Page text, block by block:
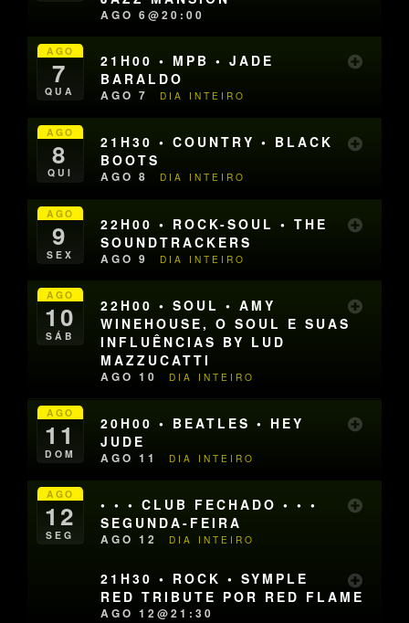
AGO 6@20:00
AGO
7
QUA
21H00 • MPB • JADE
BARALDO
AGO 7 DIA INTEIRO
AGO
8
QUI
21H30 • COUNTRY • BLACK
BOOTS
AGO 8 DIA INTEIRO
AGO
9
SEX
22H00 • ROCK-SOUL • THE
SOUNDTRACKERS
AGO 9 DIA INTEIRO
AGO
10
SÁB
22H00 • SOUL • AMY
WINEHOUSE, O SOUL E SUAS
INFLUÊNCIAS BY LUD
MAZZUCATTI
AGO 10 DIA INTEIRO
AGO
11
DOM
20H00 • BEATLES • HEY
JUDE
AGO 11 DIA INTEIRO
AGO
12
SEG
• • • CLUB FECHADO • • •
SEGUNDA-FEIRA
AGO 12 DIA INTEIRO
21H30 • ROCK • SYMPLE
RED TRIBUTE POR RED FLAME
AGO 12@21:30